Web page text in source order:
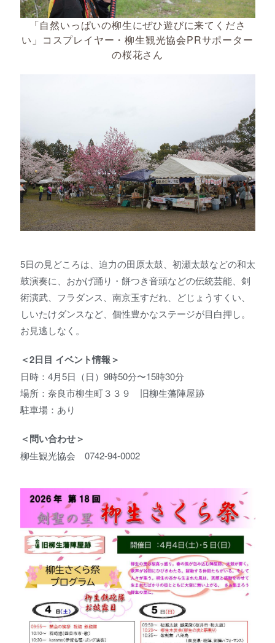
「自然いっぱいの柳生にぜひ遊びに来てくださ
い」コスプレイヤー・柳生観光協会PRサポーター
の桜花さん
5日の見どころは、迫力の田原太鼓、初瀬太鼓などの和太
鼓演奏に、おかげ踊り・餅つき音頭などの伝統芸能、剣
術演武、フラダンス、南京玉すだれ、どじょうすくい、
しいたけダンスなど、個性豊かなステージが目白押し。
お見逃しなく。
＜2日目 イベント情報＞
日時：4月5日（日）9時50分〜15時30分
場所：奈良市柳生町３３９ 旧柳生藩陣屋跡
駐車場：あり
＜問い合わせ＞
柳生観光協会 0742-94-0002